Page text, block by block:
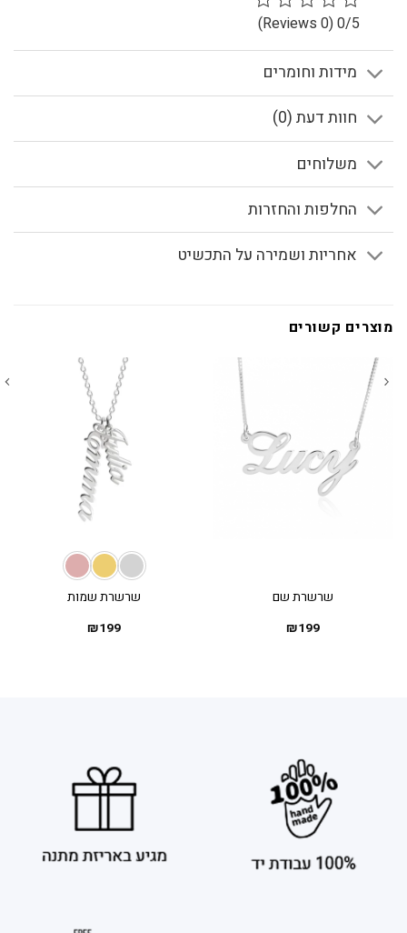
0/5
(0 Reviews)
מידות וחומרים
חוות דעת (0)
משלוחים
החלפות והחזרות
אחריות ושמירה על התכשיט
מוצרים קשורים
שרשרת שם
₪199
שרשרת שמות
₪199